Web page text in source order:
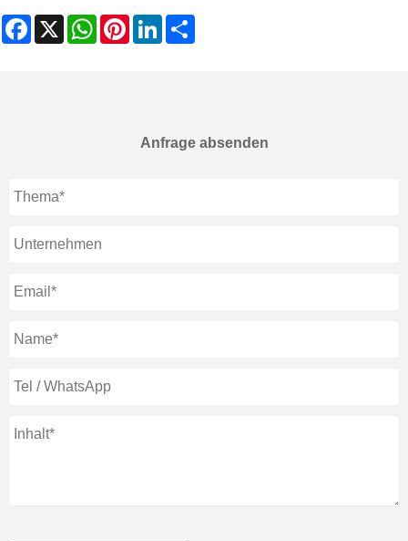
Facebook
X WhatsAppPinterestLinkedIn
Anfrage absenden